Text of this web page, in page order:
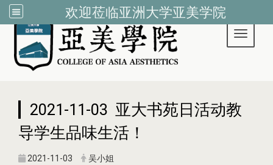
欢迎莅临亚洲大学亚美学院
Toggle
2021-11-03 亚大书苑日活动教
导学生品味生活！
2021-11-03 吴小姐